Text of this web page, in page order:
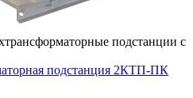
подстанции с
подстанция 2КТП-ПК